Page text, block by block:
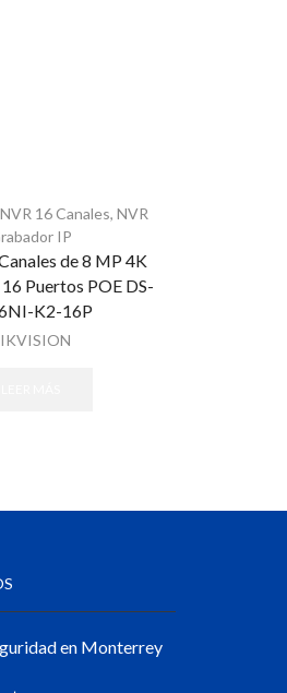
NVR 16 Canales, NVR
IP
de 8 MP 4K
Puertos POE DS-
K2-16P
en Monterrey